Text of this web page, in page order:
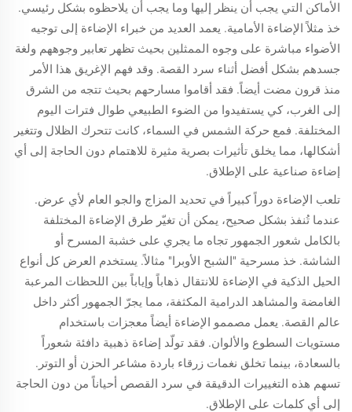
الأماكن التي يجب أن ينظر إليها وما يجب أن يلاحظوه بشكل رئيسي.
خذ مثلاً الإضاءة الأمامية. يعمد العديد من خبراء الإضاءة إلى توجيه
الأضواء مباشرة على وجوه الممثلين بحيث تظهر تعابير وجوههم ولغة
جسدهم بشكل أفضل أثناء سرد القصة. وقد فهم الإغريق هذا الأمر
منذ قرون مضت أيضاً. فقد أقاموا مسارحهم بحيث تتجه من الشرق
إلى الغرب، كي يستفيدوا من الضوء الطبيعي طوال فترات اليوم
المختلفة. فمع حركة الشمس في السماء، كانت تتحرك الظلال وتتغير
أشكالها، مما يخلق تأثيرات بصرية مثيرة للاهتمام دون الحاجة إلى أي
إضاءة صناعية على الإطلاق.
تلعب الإضاءة دوراً كبيراً في تحديد المزاج والجو العام لأي عرض.
عندما تُنفذ بشكل صحيح، يمكن أن تغيّر طرق الإضاءة المختلفة
بالكامل شعور الجمهور تجاه ما يجري على خشبة المسرح أو
الشاشة. خذ مسرحية "الشبح الأوبرا" مثالاً. يستخدم العرض كل أنواع
الحيل الذكية في الإضاءة للانتقال ذهاباً وإياباً بين اللحظات المرعبة
الغامضة والمشاهد الدرامية المكثفة، مما يجرّ الجمهور أكثر داخل
عالم القصة. يعمل مصممو الإضاءة أيضاً معجزات باستخدام
مستويات السطوع والألوان. فقد تولّد إضاءة ذهبية دافئة شعوراً
بالسعادة، بينما تخلق نغمات زرقاء باردة مشاعر الحزن أو التوتر.
تسهم هذه التغييرات الدقيقة في سرد القصص أحياناً من دون الحاجة
إلى أي كلمات على الإطلاق.